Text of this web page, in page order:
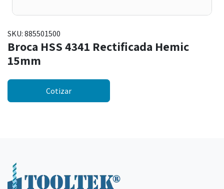
SKU: 885501500
Broca HSS 4341 Rectificada Hemic
15mm
Cotizar